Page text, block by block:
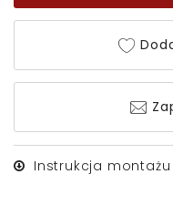
Instrukcja montażu